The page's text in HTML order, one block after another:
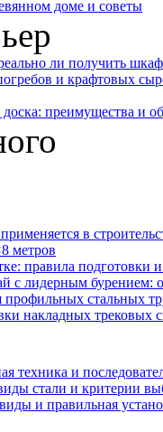
доме и советы
ли получить
и крафтовых
преимущества и
в
метров
правила подготовки
с лидерным бурением:
стальных
накладных трековых
техника и
стали и критерии
и правильная